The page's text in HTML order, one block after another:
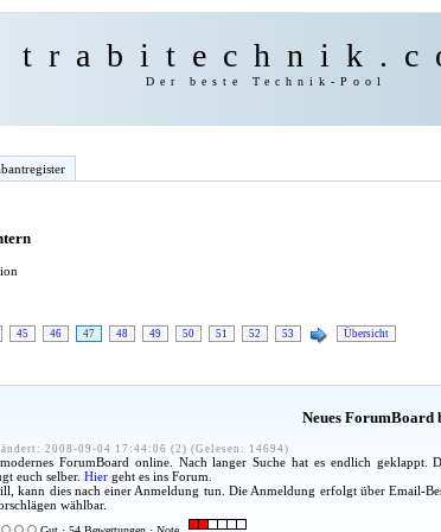
Der beste Technik-Pool
45 46 47 48 49 50 51 52 53 Übersicht
Neues ForumBoard
2008-09-04 17:44:06 (2) (Gelesen: 14694)
ForumBoard online. Nach langer Suche hat es endlich
euch selber. Hier geht es ins Forum.
kann dies nach einer Anmeldung tun. Die Anmeldung erfolgt über Email-
wählbar.